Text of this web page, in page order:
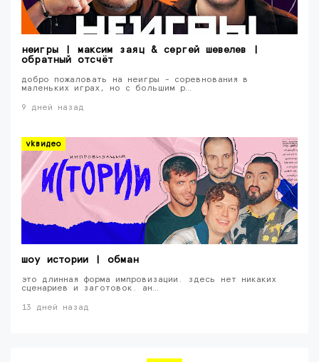
неигры | максим заяц & сергей шевелев |
обратный отсчёт
добро пожаловать на неигры - соревнования в
маленьких играх, но с большим р…
9 дней назад
vkвидео
шоу истории | обман
это длинная форма импровизации. здесь нет никаких
сценариев и заготовок. ан…
13 дней назад